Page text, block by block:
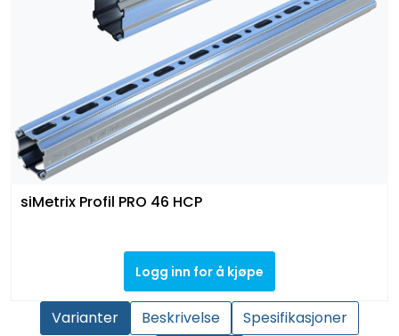
Varianter Beskrivelse
Spesifikasjoner
siMetrix Profil PRO 46 HCP
Logg inn for å kjøpe